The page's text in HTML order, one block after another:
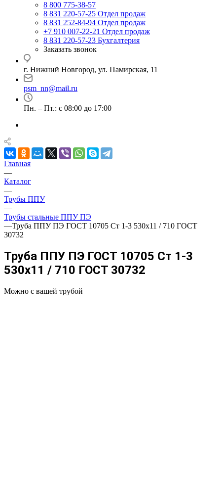
8 800 775-38-57
8 831 220-57-25 Отдел продаж
8 831 252-84-94 Отдел продаж
+7 910 007-22-21 Отдел продаж
8 831 220-57-23 Бухгалтерия
Заказать звонок
г. Нижний Новгород, ул. Памирская, 11
psm_nn@mail.ru
Пн. – Пт.: с 08:00 до 17:00
Главная
—
Каталог
—
Трубы ППУ
—
Трубы стальные ППУ ПЭ
—Труба ППУ ПЭ ГОСТ 10705 Ст 1-3 530x11 / 710 ГОСТ
30732
Труба ППУ ПЭ ГОСТ 10705 Ст 1-3
530x11 / 710 ГОСТ 30732
Можно с вашей трубой